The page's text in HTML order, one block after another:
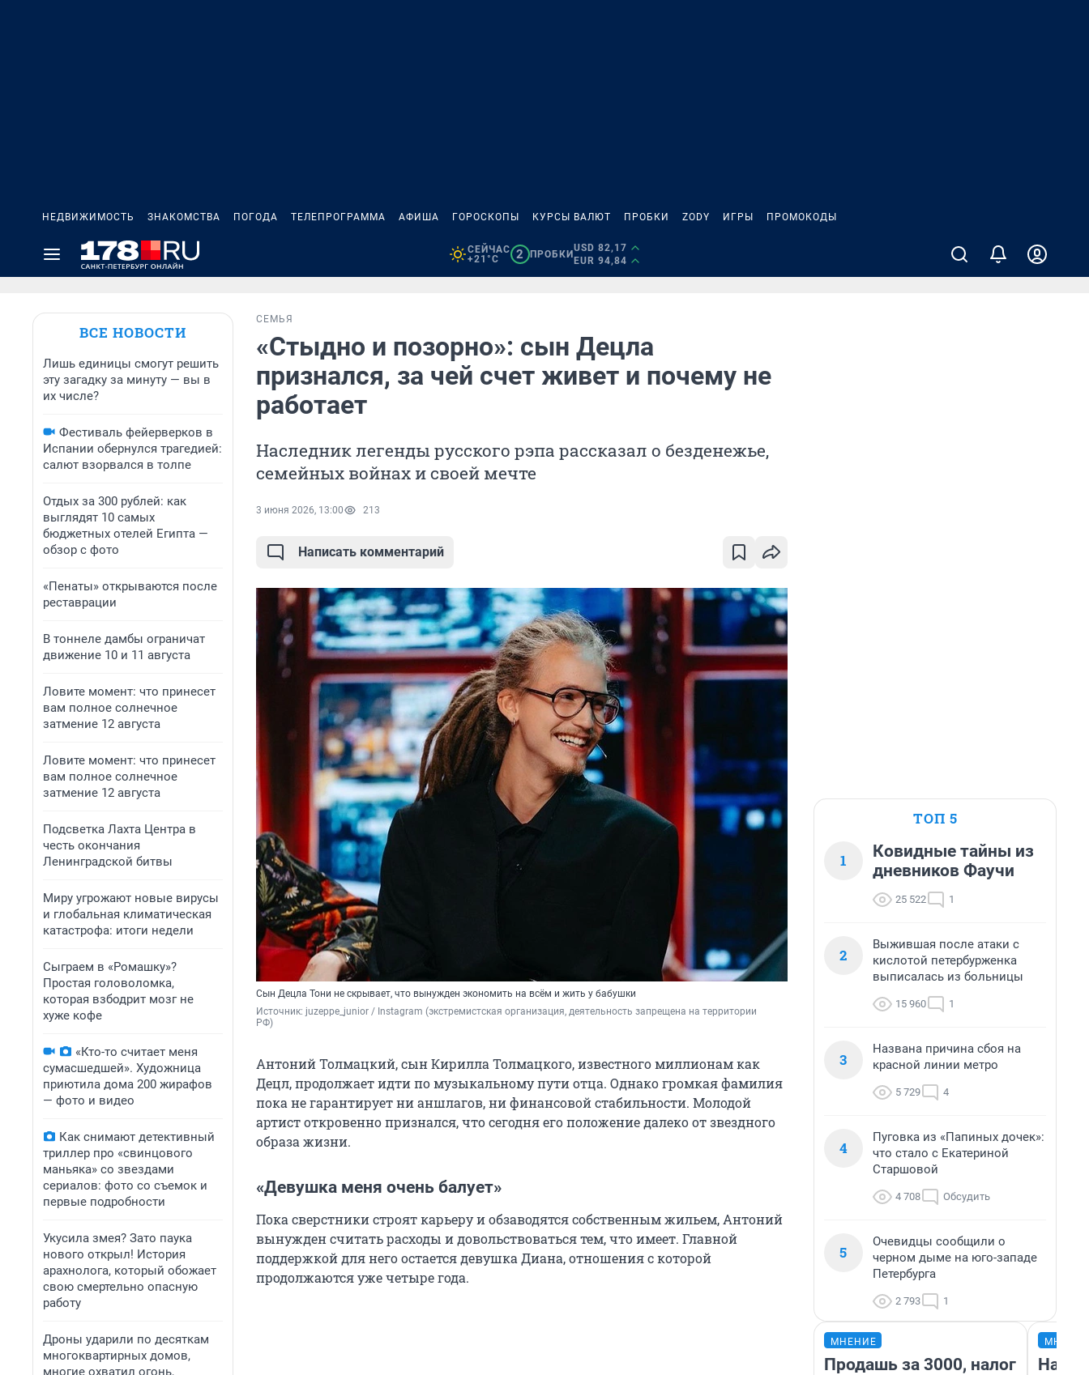
НЕДВИЖИМОСТЬ ЗНАКОМСТВА ПОГОДА ТЕЛЕПРОГРАММА АФИША ГОРОСКОПЫ КУРСЫ ВАЛЮТ ПРОБКИ ZODY ИГРЫ ПРОМОКОДЫ
СЕЙЧАС
+21°C
2 ПРОБКИ
USD 82,17
EUR 94,84
ВСЕ НОВОСТИ
Лишь единицы смогут решить
эту загадку за минуту — вы в
их числе?
Фестиваль фейерверков в
Испании обернулся трагедией:
салют взорвался в толпе
Отдых за 300 рублей: как
выглядят 10 самых
бюджетных отелей Египта —
обзор с фото
«Пенаты» открываются после
реставрации
В тоннеле дамбы ограничат
движение 10 и 11 августа
Ловите момент: что принесет
вам полное солнечное
затмение 12 августа
Ловите момент: что принесет
вам полное солнечное
затмение 12 августа
Подсветка Лахта Центра в
честь окончания
Ленинградской битвы
Миру угрожают новые вирусы
и глобальная климатическая
катастрофа: итоги недели
Сыграем в «Ромашку»?
Простая головоломка,
которая взбодрит мозг не
хуже кофе
«Кто-то считает меня
сумасшедшей». Художница
приютила дома 200 жирафов
— фото и видео
Как снимают детективный
триллер про «свинцового
маньяка» со звездами
сериалов: фото со съемок и
первые подробности
Укусила змея? Зато паука
нового открыл! История
арахнолога, который обожает
свою смертельно опасную
работу
Дроны ударили по десяткам
многоквартирных домов,
многие охватил огонь,
СЕМЬЯ
«Стыдно и позорно»: сын Децла
признался, за чей счет живет и почему не
работает
Наследник легенды русского рэпа рассказал о безденежье,
семейных войнах и своей мечте
3 июня 2026, 13:00 213
Написать комментарий
Сын Децла Тони не скрывает, что вынужден экономить на всём и жить у бабушки
Источник: juzeppe_junior / Instagram (экстремистская организация, деятельность запрещена на территории
РФ)
Антоний Толмацкий, сын Кирилла Толмацкого, известного миллионам как
Децл, продолжает идти по музыкальному пути отца. Однако громкая фамилия
пока не гарантирует ни аншлагов, ни финансовой стабильности. Молодой
артист откровенно признался, что сегодня его положение далеко от звездного
образа жизни.
«Девушка меня очень балует»
Пока сверстники строят карьеру и обзаводятся собственным жильем, Антоний
вынужден считать расходы и довольствоваться тем, что имеет. Главной
поддержкой для него остается девушка Диана, отношения с которой
продолжаются уже четыре года.
ТОП 5
1
Ковидные тайны из
дневников Фаучи
25 522 1
2
Выжившая после атаки с
кислотой петербурженка
выписалась из больницы
15 960 1
3
Названа причина сбоя на
красной линии метро
5 729 4
4
Пуговка из «Папиных дочек»:
что стало с Екатериной
Старшовой
4 708 Обсудить
5
Очевидцы сообщили о
черном дыме на юго-западе
Петербурга
2 793 1
МНЕНИЕ
Продашь за 3000, налог